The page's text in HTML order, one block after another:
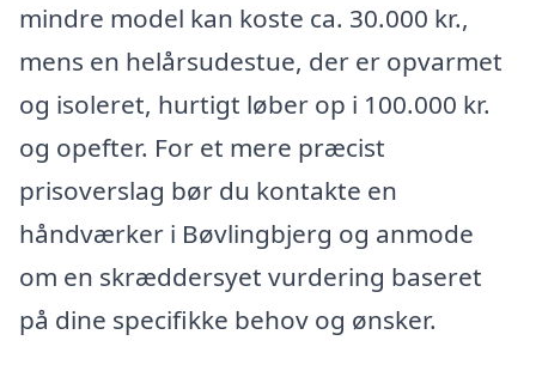
mindre model kan koste ca. 30.000 kr.,
mens en helårsudestue, der er opvarmet
og isoleret, hurtigt løber op i 100.000 kr.
og opefter. For et mere præcist
prisoverslag bør du kontakte en
håndværker i Bøvlingbjerg og anmode
om en skræddersyet vurdering baseret
på dine specifikke behov og ønsker.